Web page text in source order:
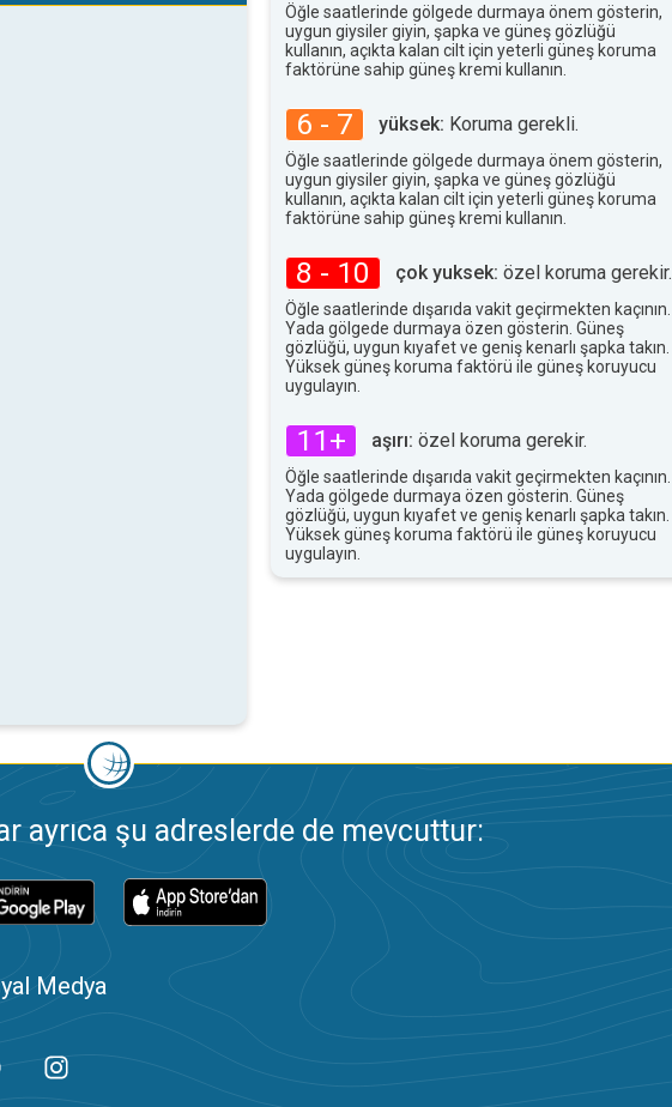
Öğle saatlerinde gölgede durmaya önem gösterin,
uygun giysiler giyin, şapka ve güneş gözlüğü
kullanın, açıkta kalan cilt için yeterli güneş koruma
faktörüne sahip güneş kremi kullanın.
6 - 7 yüksek: Koruma gerekli.
Öğle saatlerinde gölgede durmaya önem gösterin,
uygun giysiler giyin, şapka ve güneş gözlüğü
kullanın, açıkta kalan cilt için yeterli güneş koruma
faktörüne sahip güneş kremi kullanın.
8 - 10 çok yuksek: özel koruma gerekir.
Öğle saatlerinde dışarıda vakit geçirmekten kaçının.
Yada gölgede durmaya özen gösterin. Güneş
gözlüğü, uygun kıyafet ve geniş kenarlı şapka takın.
Yüksek güneş koruma faktörü ile güneş koruyucu
uygulayın.
11+ aşırı: özel koruma gerekir.
Öğle saatlerinde dışarıda vakit geçirmekten kaçının.
Yada gölgede durmaya özen gösterin. Güneş
gözlüğü, uygun kıyafet ve geniş kenarlı şapka takın.
Yüksek güneş koruma faktörü ile güneş koruyucu
uygulayın.
ayrıca şu adreslerde de mevcuttur:
Medya